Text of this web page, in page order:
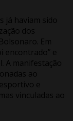
já haviam sido
dos
Em
encontrado” e
A manifestação
ao
e
vinculadas ao